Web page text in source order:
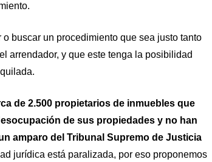
buscar un procedimiento que sea justo tanto
arrendador, y que este tenga la posibilidad
de 2.500 propietarios de inmuebles que
de sus propiedades y no han
amparo del Tribunal Supremo de Justicia
jurídica está paralizada, por eso proponemos